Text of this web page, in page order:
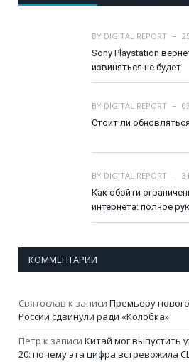
BY DIGITAL REPORT
Sony Playstation
извиняться не будет
BY DIGITAL REPORT
Стоит ли
BY DIGITAL REPORT
Как обойти
интернета: полное
КОММЕНТАРИИ
Святослав к записи Премьеру
России сдвинули ради «Колобка»
Петр к записи Китай мог выпустить
20: почему эта цифра встревожила